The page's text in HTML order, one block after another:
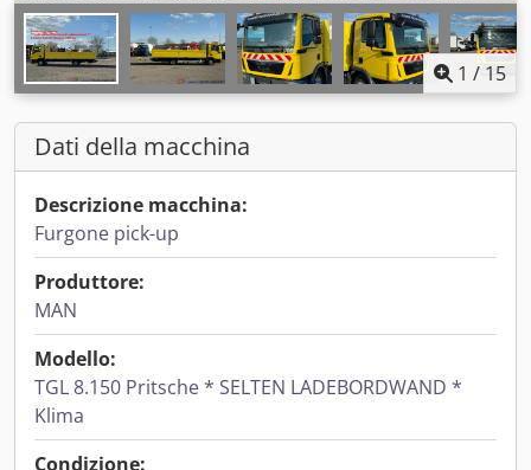
1 / 15
Dati della macchina
Descrizione macchina:
Furgone pick-up
Produttore:
MAN
Modello:
TGL 8.150 Pritsche * SELTEN LADEBORDWAND *
Klima
Condizione: